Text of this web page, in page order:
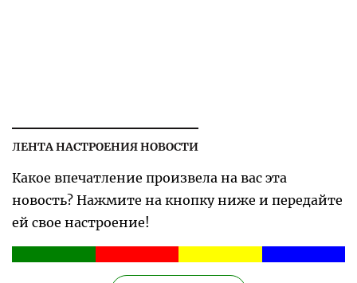
ЛЕНТА НАСТРОЕНИЯ НОВОСТИ
Какое впечатление произвела на вас эта
новость? Нажмите на кнопку ниже и передайте
ей свое настроение!